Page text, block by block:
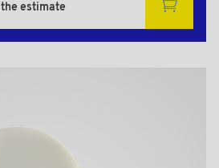
estimate